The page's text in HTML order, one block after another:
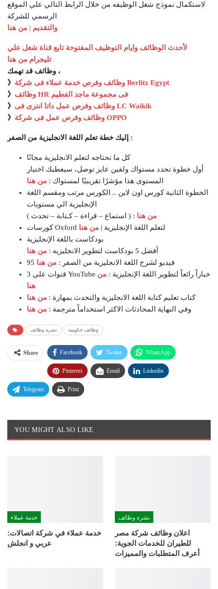
لاستكمال نموذج شغل الوظيفه من خلال الرابط التالي علي الموقع
الرسمي للشركة
والتقديم | من هنا
لأحدث الوظائف وايام التوظيف المفتوحة تابع قناة شغل علي
تليجرام من هنا
وظائف قد تهمك ،
》
وظائف وفرص خدمة عملاء فى شركة Berlitz Egypt
》
وظائف HR فى مجموعة ماجد الفطيم
》
وظائف وفرص عمل داتا انترى فى LC Waikik
》
وظائف وفرص عمل فى شركة OPPO
إليك خطة تعلم اللغة الانجليزية من الصفر :
كل ما تحتاجه لتعلم الانجليزية مجانًا
أول خطوة تحدد مستواك ولفين عايز توصل، سيعطيك اختبار
المستوى هذا مؤشرًا تقريبيًا لمستواك : من هنا
الخطوة الثانية كورس اون لاين .. الكورس مرتب ومقسم اللغة
الإنجليزية الي مستويات
( استماع – قراءة – كـتابة – تحدث ) : من هنا
كورسات Oxford لتعلم اللغة الإنجليزية | من هنا
بودكاست باللغة الإنجليزية
أفضل 5 بودكاست لتطوير الانجليزيه :
من هنا
95 فيديو لشرح اللغة الانجليزية من الصفر : من هنا
3 قنوات علي YouTube خياراً رائعاً لتطوير اللغة الإنجليزية : من
هنا
كتاب تعليم كتابة اللغة الانجليزية والتحدث بمهارة : من هنا
وفي النهاية المحادثات الاكثر استخداماً مترجمة : من هنا
نشرة وظائف وظائف حكومية
Share Facebook Twitter WhatsApp
Pinterest Email Linkedin
Telegram Print
YOU MIGHT ALSO LIKE
خدمة عملاء
خدمة عملاء في شركة اتصالات:
عربي و انجلش
نشرة وظائف
اعلان وظائف شركة مصر
للطيران للخدمات الجوية:
أعرف المتطلبات والمميزات